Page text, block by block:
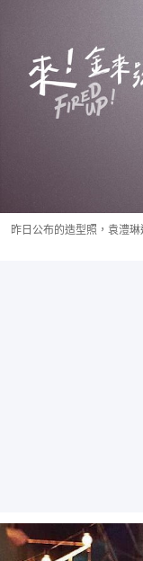
昨日公布的造型照，袁澧